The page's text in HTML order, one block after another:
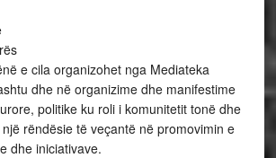
e cila organizohet nga Mediateka
dhe në organizime dhe manifestime
politike ku roli i komunitetit tonë dhe
rëndësie të veçantë në promovimin e
dhe iniciativave.